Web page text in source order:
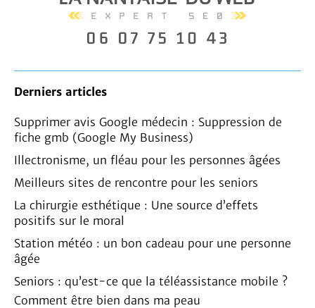
Derniers articles
Supprimer avis Google médecin : Suppression de
fiche gmb (Google My Business)
Illectronisme, un fléau pour les personnes âgées
Meilleurs sites de rencontre pour les seniors
La chirurgie esthétique : Une source d’effets
positifs sur le moral
Station météo : un bon cadeau pour une personne
âgée
Seniors : qu’est-ce que la téléassistance mobile ?
Comment être bien dans ma peau